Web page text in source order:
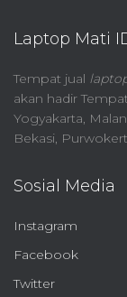
Laptop Mati
Tempat jual
akan hadir
Yogyakarta,
Bekasi,
Sosial Media
Instagram
Facebook
Twitter